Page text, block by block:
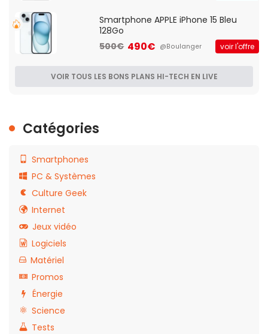
Smartphone APPLE iPhone 15 Bleu
128Go
500€ 490€ @Boulanger voir l'offre
VOIR TOUS LES BONS PLANS HI-TECH EN LIVE
Catégories
Smartphones
PC & Systèmes
Culture Geek
Internet
Jeux vidéo
Logiciels
Matériel
Promos
Énergie
Science
Tests